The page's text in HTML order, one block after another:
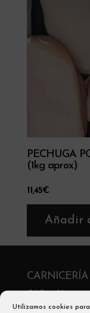
Utilizamos cookies
PECHUGA
(1kg aprox)
11,45€
Añadir